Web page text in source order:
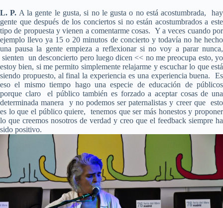
L. P. A la gente le gusta, si no le gusta o no está acostumbrada, hay
gente que después de los conciertos si no están acostumbrados a este
tipo de propuesta y vienen a comentarme cosas. Y a veces cuando por
ejemplo llevo ya 15 o 20 minutos de concierto y todavía no he hecho
una pausa la gente empieza a reflexionar si no voy a parar nunca,
sienten un desconcierto pero luego dicen << no me preocupa esto, yo
estoy bien, si me permito simplemente relajarme y escuchar lo que está
siendo propuesto, al final la experiencia es una experiencia buena. Es
eso el mismo tiempo hago una especie de educación de públicos
porque claro el público también es forzado a aceptar cosas de una
determinada manera y no podemos ser paternalistas y creer que esto
es lo que el público quiere, tenemos que ser más honestos y proponer
lo que creemos nosotros de verdad y creo que el feedback siempre ha
sido positivo.